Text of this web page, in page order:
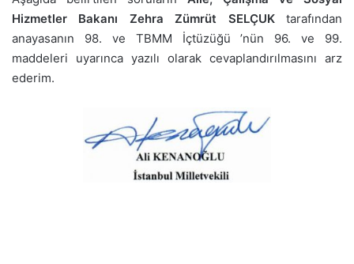
Hizmetler Bakanı Zehra Zümrüt SELÇUKtarafından
anayasanın 98. ve TBMM İçtüzüğü ’nün 96. ve 99.
maddeleri uyarınca yazılı olarak cevaplandırılmasını arz
ederim.